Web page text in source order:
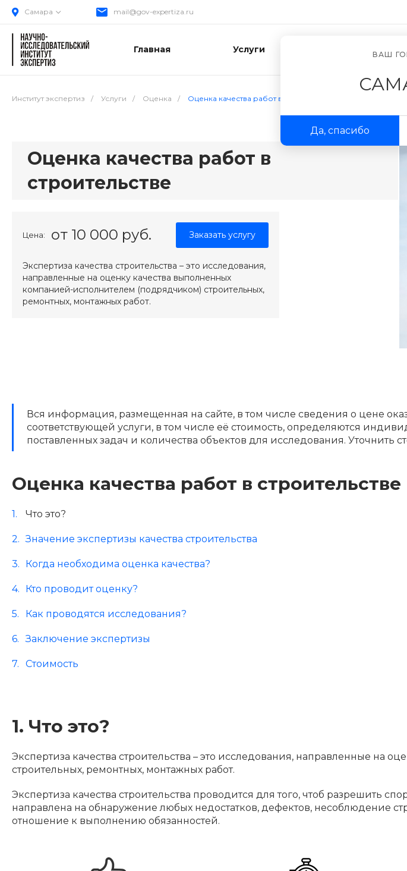
Самара
ВАШ
Да, спасибо
mail@gov-expertiza.ru
Главная Услуги
Институт экспертиз / Услуги / Оценка / Оценка качества работ в строительстве
Оценка качества работ в
строительстве
Цена: от 10 000 руб. Заказать услугу
Экспертиза качества строительства – это исследования,
направленные на оценку качества выполненных
компанией-исполнителем (подрядчиком) строительных,
ремонтных, монтажных работ.
Вся информация, размещенная на сайте, в том числе сведения о цене
соответствующей услуги, в том числе её стоимость, определяются
поставленных задач и количества объектов для исследования. Уточнить
Оценка качества работ в строительстве
Что это?
Значение экспертизы качества строительства
Когда необходима оценка качества?
Кто проводит оценку?
Как проводятся исследования?
Заключение экспертизы
Стоимость
1. Что это?
Экспертиза качества строительства – это исследования, направленные
строительных, ремонтных, монтажных работ.
Экспертиза качества строительства проводится для того, чтоб разрешить
направлена на обнаружение любых недостатков, дефектов, несоблюдение
отношение к выполнению обязанностей.